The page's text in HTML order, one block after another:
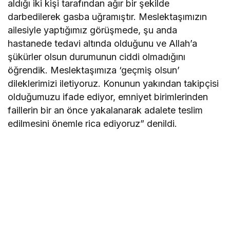
aldığı iki kişi tarafından ağır bir şekilde
darbedilerek gasba uğramıştır. Meslektaşımızın
ailesiyle yaptığımız görüşmede, şu anda
hastanede tedavi altında olduğunu ve Allah’a
şükürler olsun durumunun ciddi olmadığını
öğrendik. Meslektaşımıza ‘geçmiş olsun’
dileklerimizi iletiyoruz. Konunun yakından takipçisi
olduğumuzu ifade ediyor, emniyet birimlerinden
faillerin bir an önce yakalanarak adalete teslim
edilmesini önemle rica ediyoruz” denildi.